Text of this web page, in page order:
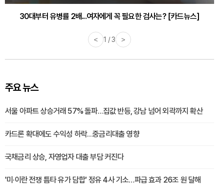
30대부터 유병률 2배...여자에게 꼭 필요한 검사는? [카드뉴스]
< 2 / 3 >
주요 뉴스
서울 아파트 상승거래 57% 돌파…집값 반등, 강남 넘어 외곽까지 확산
카드론 확대에도 수익성 하락…중금리대출 영향
국채금리 상승, 자영업자 대출 부담 커진다
'미·이란 전쟁 틈타 유가 담합' 정유 4사 기소…파급 효과 26조 원 달해